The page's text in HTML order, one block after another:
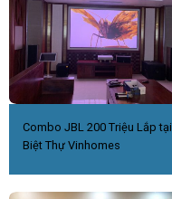
Combo JBL 200 Triệu Lắp tại
Biệt Thự Vinhomes